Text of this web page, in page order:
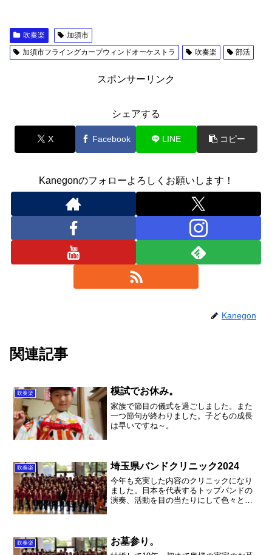
吹奏楽
加須市
加須市フライングカープウィンドオーケストラ
吹奏楽 部活
スポンサーリンク
シェアする
X Facebook LINE コピー
Kanegonのフォローよろしくお願いします！
Kanegon
関連記事
吹奏楽 模試でお休み。
家族で節目の儀式を過ごしました。また
一つ節句が終わりました。子どもの成長
は早いですね～。
吹奏楽 埼玉県バンドクリニック2024
今年も充実した内容のクリニックになり
ました。日本を代表するトップバンドの
演奏、活動を目の当たりにして色々と考
吹奏楽 お墓参り。